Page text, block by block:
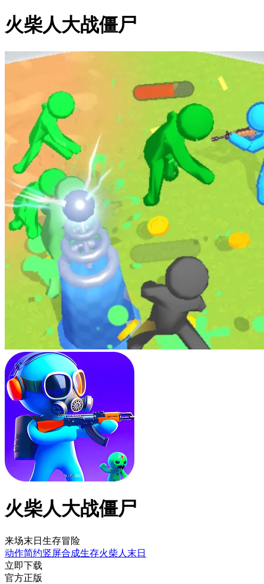
火柴人大战僵尸
火柴人大战僵尸
来场末日生存冒险
动作简约竖屏合成生存火柴人 末日
立即下载
官方正版